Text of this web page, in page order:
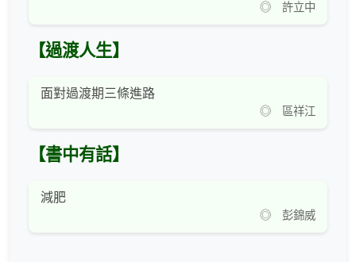
◎ 許立中
【過渡人生】
面對過渡期三條進路
◎ 區祥江
【書中有話】
減肥
◎ 彭錦威